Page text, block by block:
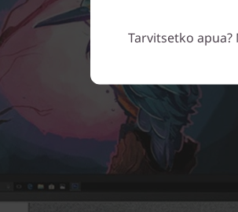
Tarvitsetko apua?